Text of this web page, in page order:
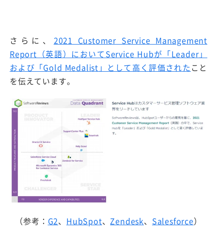
さらに、 2021 Customer Service Management
Report（英語）においてService Hubが「Leader」
および「Gold Medalist」として高く評価されたこと
を伝えています。
（参考： G2、 HubSpot、 Zendesk、 Salesforce）